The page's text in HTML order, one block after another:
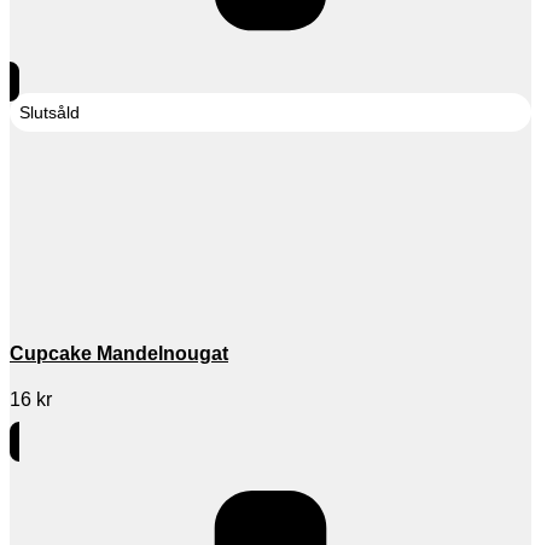
Slutsåld
Cupcake Mandelnougat
16 kr